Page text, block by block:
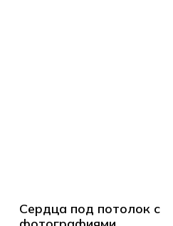
Сердца под потолок с